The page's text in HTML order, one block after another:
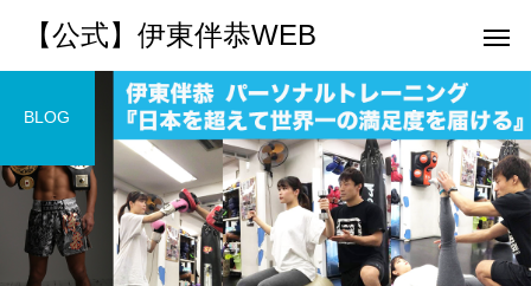
【公式】伊東伴恭WEB
トレーナーとして 個別トレー
BLOG